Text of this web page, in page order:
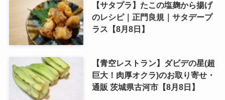
【サタプラ】たこの塩麹から揚げ
のレシピ｜正門良規｜サタデープ
ラス【8月8日】
【青空レストラン】ダビデの星(超
巨大！肉厚オクラ)のお取り寄せ・
通販 茨城県古河市【8月8日】